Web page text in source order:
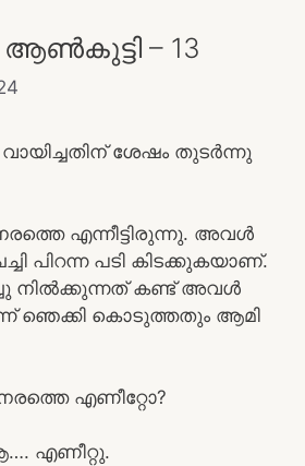
– 13
ശേഷം തുടർന്നു
എന്നീട്ടിരുന്നു. അവൾ
പിറന്ന പടി കിടക്കുകയാണ്.
നിൽക്കുന്നത് കണ്ട് അവൾ
ഞെക്കി കൊടുത്തതും ആമി
എണീറ്റോ?
എണീറ്റു.